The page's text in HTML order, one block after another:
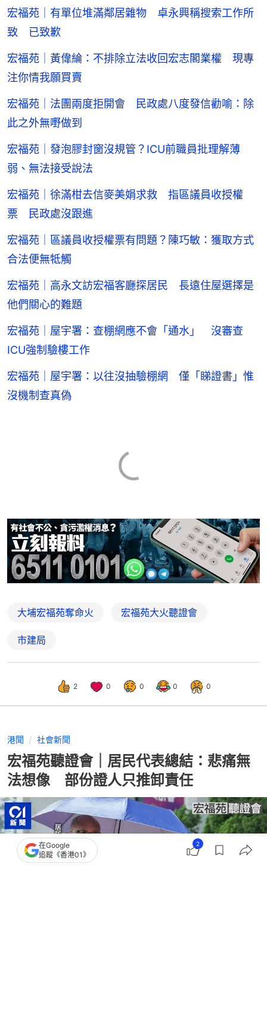
宏福苑｜有單位堆滿鄰居雜物 卓永興稱搜索工作所
致 已致歉
宏福苑｜黃偉綸：不排除立法收回宏志閣業權 現專
注你情我願買賣
宏福苑｜法團兩度拒開會 民政處八度發信勸喻：除
此之外無嘢做到
宏福苑｜發泡膠封窗沒規管？ICU前職員批理解薄
弱、無法接受說法
宏福苑｜徐滿柑去信麥美娟求救 指區議員收授權
票 民政處沒跟進
宏福苑｜區議員收授權票有問題？陳巧敏：獲取方式
合法便無牴觸
宏福苑｜高永文訪宏福客廳探居民 長遠住屋選擇是
他們關心的難題
宏福苑｜屋宇署：查棚網應不會「通水」 沒審查
ICU強制驗樓工作
宏福苑｜屋宇署：以往沒抽驗棚網 僅「睇證書」惟
沒機制查真偽
大埔宏福苑奪命火 宏福苑大火聽證會
市建局
2 0 0 0 0
港聞 社會新聞
宏福苑聽證會｜居民代表總結：悲痛無
法想像 部份證人只推卸責任
在Google
追蹤《香港01》
2